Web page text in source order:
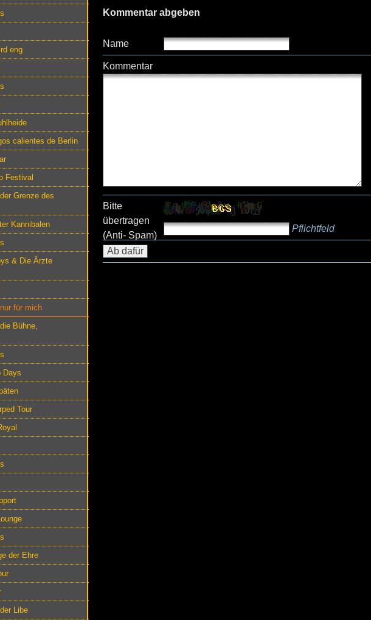
eng
calientes de Berlin
Festival
Grenze des
Kannibalen
& Die Ärzte
für mich
Bühne,
Days
Tour
der Ehre
Libe
Kommentar abgeben
Name
Kommentar
Bitte
übertragen
(Anti- Spam)
Pflichtfeld